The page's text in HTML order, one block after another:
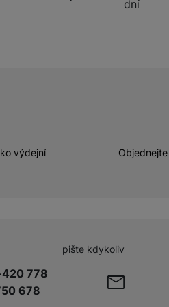
dní
výdejní
778
678
pište kdykoliv